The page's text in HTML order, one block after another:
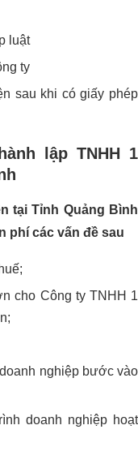
luật
ty
sau khi có giấy phép
lập TNHH 1
tại Tỉnh Quảng Bình
phí các vấn đề sau
cho Công ty TNHH 1
nghiệp bước vào
doanh nghiệp hoạt